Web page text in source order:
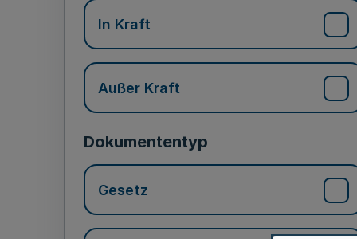
In Kraft
Außer Kraft
Dokumententyp
Gesetz